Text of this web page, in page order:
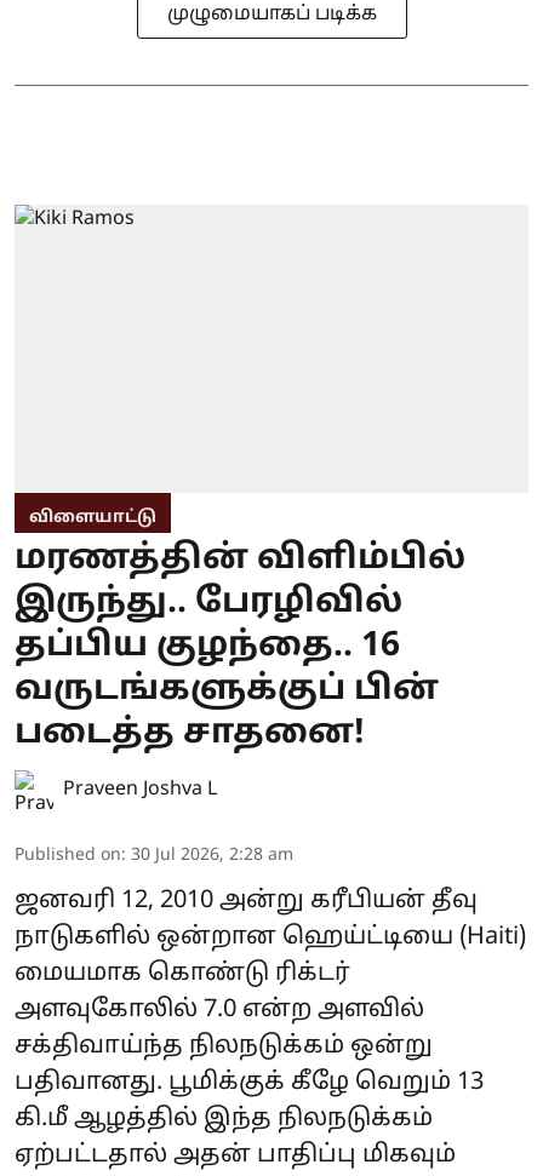
முழுமையாகப் படிக்க
விளையாட்டு
மரணத்தின் விளிம்பில்
இருந்து.. பேரழிவில்
தப்பிய குழந்தை.. 16
வருடங்களுக்குப் பின்
படைத்த சாதனை!
Praveen Joshva L
Published on: 30 Jul 2026, 2:28 am
ஜனவரி 12, 2010 அன்று கரீபியன் தீவு
நாடுகளில் ஒன்றான ஹெய்ட்டியை (Haiti)
மையமாக கொண்டு ரிக்டர்
அளவுகோலில் 7.0 என்ற அளவில்
சக்திவாய்ந்த நிலநடுக்கம் ஒன்று
பதிவானது. பூமிக்குக் கீழே வெறும் 13
கி.மீ ஆழத்தில் இந்த நிலநடுக்கம்
ஏற்பட்டதால் அதன் பாதிப்பு மிகவும்